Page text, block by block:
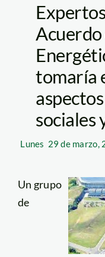
tomaría
sociales
Lunes 29 de marzo,
Un grupo
de